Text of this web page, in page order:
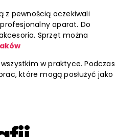
z pewnością oczekiwali
aparat. Do
Sprzęt można
w praktyce. Podczas
które mogą posłużyć jako